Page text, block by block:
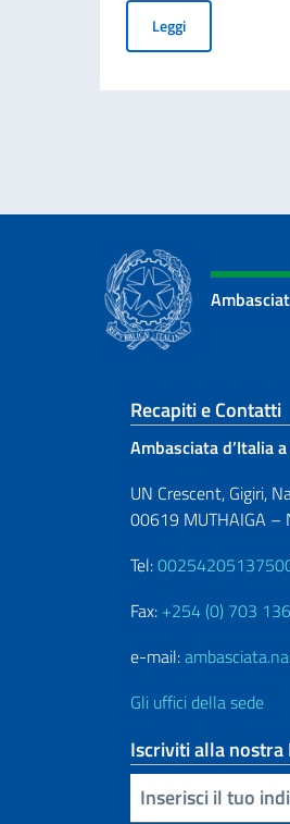
LeggiPiano Mattei
Sezione
Recapiti e Contatti
Ambasciata d’Italia
UN Crescent, Gigiri,
00619 MUTHAIGA –
Tel:
Fax: +254 (0) 703
e-mail:
Gli uffici della sede
Iscriviti alla
Inserisci la tua email